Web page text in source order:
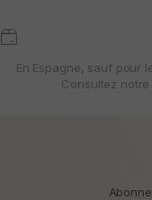
En Espagne, sauf pour
Consultez notre